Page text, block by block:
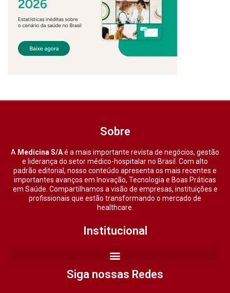
Sobre
A Medicina S/Aé a mais importante revista de negócios, gestão
e liderança do setor médico-hospitalar no Brasil. Com alto
padrão editorial, nosso conteúdo apresenta os mais recentes e
importantes avanços em Inovação, Tecnologia e Boas Práticas
em Saúde. Compartilhamos a visão de empresas, instituições e
profissionais que estão transformando o mercado de
healthcare.
Institucional
Siga nossas Redes